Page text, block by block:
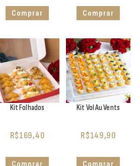
Comprar Comprar
Kit Folhados
R$169,40
Comprar
Kit Vol Au Vents
R$149,90
Comprar